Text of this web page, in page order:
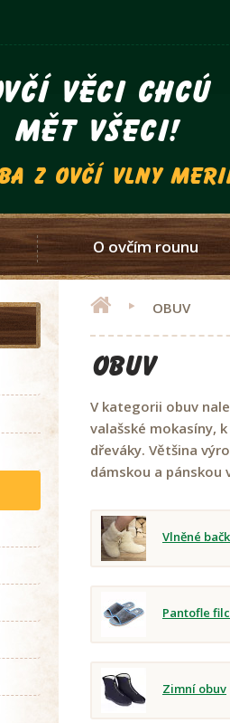
věci chcú
mět všeci!
z ovčí vlny
O ovčím rounu
OBUV
OBUV
V kategorii obuv
valašské mokasíny,
dřeváky. Většina
dámskou a pánskou
Vlněné
Pantofle
Zimní obuv